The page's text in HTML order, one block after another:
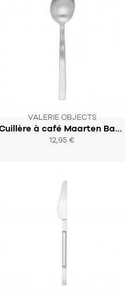
VALERIE OBJECTS
Cuillère à café Maarten Baas - VALERIE OBJECTS
12,95 €
CE PRODUIT N'EST PLUS EN STOCK
:-(
ACHAT EXPRESS